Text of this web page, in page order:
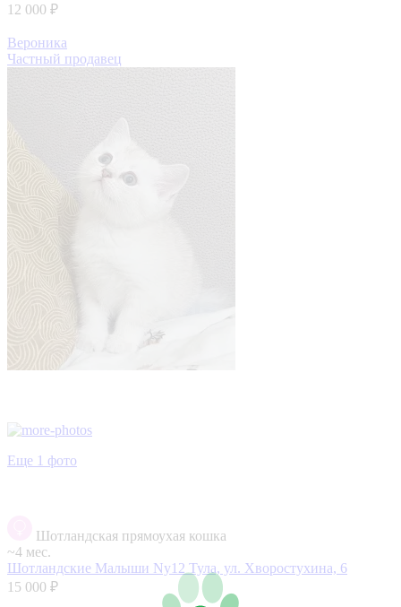
12 000 ₽
Вероника
Частный продавец
Еще 1 фото
Шотландская прямоухая кошка
~4 мес.
Шотландские Малыши Ny12 Тула, ул. Хворостухина, 6
15 000 ₽